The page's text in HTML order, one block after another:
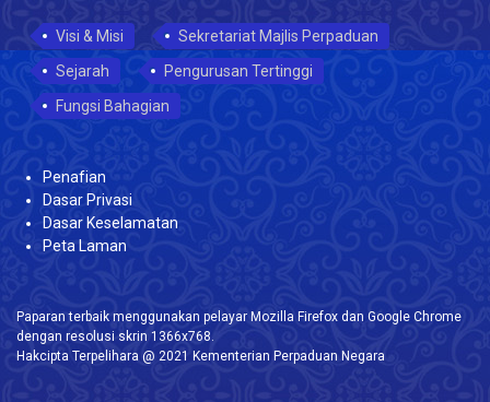
Visi & Misi
Sekretariat Majlis Perpaduan
Sejarah
Pengurusan Tertinggi
Fungsi Bahagian
Penafian
Dasar Privasi
Dasar Keselamatan
Peta Laman
Paparan terbaik menggunakan pelayar Mozilla Firefox dan Google Chrome
dengan resolusi skrin 1366x768.
Hakcipta Terpelihara @ 2021 Kementerian Perpaduan Negara